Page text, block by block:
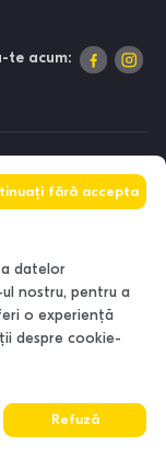
te acum:
fără accepta
datelor
nostru, pentru a
o experiență
despre cookie-
Refuză